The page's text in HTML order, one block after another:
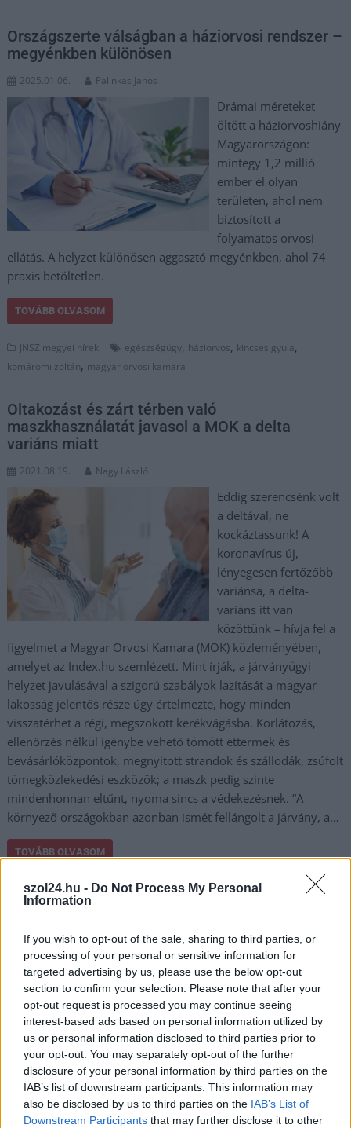
szol24.hu - Do Not Process My Personal
Information
If you wish to opt-out of the sale, sharing to third parties, or
processing of your personal or sensitive information for
targeted advertising by us, please use the below opt-out
section to confirm your selection. Please note that after your
opt-out request is processed you may continue seeing
interest-based ads based on personal information utilized by
us or personal information disclosed to third parties prior to
your opt-out. You may separately opt-out of the further
disclosure of your personal information by third parties on the
IAB’s list of downstream participants. This information may
also be disclosed by us to third parties on the IAB’s List of
Downstream Participants that may further disclose it to other
Országszerte válságban a háziorvosi rendszer –
megyénkben különösen
2025.01.06. Palinkas Janos
Drámai méreteket
öltött a háziorvoshiány
Magyarországon:
mintegy 1,2 millió
ember él olyan
területen, ahol nem
biztosított a
folyamatos orvosi
ellátás. A helyzet különösen aggasztó megyénkben, ahol 74
praxis betöltetlen.
TOVÁBB OLVASOM
JNSZ megyei hírek egészségügy, háziorvos, kincses gyula,
komáromi zoltán, magyar orvosi kamara
Oltakozást és zárt térben való
maszkhasználatát javasol a MOK a delta
variáns miatt
2021.08.19. Nagy László
Eddig szerencsénk volt
a deltával, ne
kockáztassunk! A
koronavírus új,
lényegesen fertőzőbb
variánsa, a delta-
variáns itt van
közöttünk – hívja fel a
figyelmet a Magyar Orvosi Kamara (MOK) közleményében,
amelyet az Index.hu szemlézett. Mint írják, a járványügyi
helyzet javulásával a szigorú szabályok lazítását a magyar
lakosság jelentős része úgy értelmezte, hogy minden
visszatérhet a régi, megszokott kerékvágásba. Korlátozás,
ellenőrzés nélkül igénybe vehető tömött éttermek és
bevásárlóközpontok, megnyitott strandok és szállodák, zsúfolt
tömegközlekedési eszközök; a maszk pedig szinte
mindenhonnan eltűnt, nyoma sincs a védekezésnek. “A
környező országokban azonban ismét fellángolt a járvány, a…
TOVÁBB OLVASOM
COVID-19 koronavírus,magyar orvosi kamara,maszk oltás
A Magyar Orvosi Kamara a védettségi
igazolvány használatának visszahozatalát
javasolja
2021.08.11. Nagy László
Kincses Gyula szerint
már most el kellene
kezdeni a felkészülést a
negyedik hullámra, és
megkezdeni a
kontaktkutatást,